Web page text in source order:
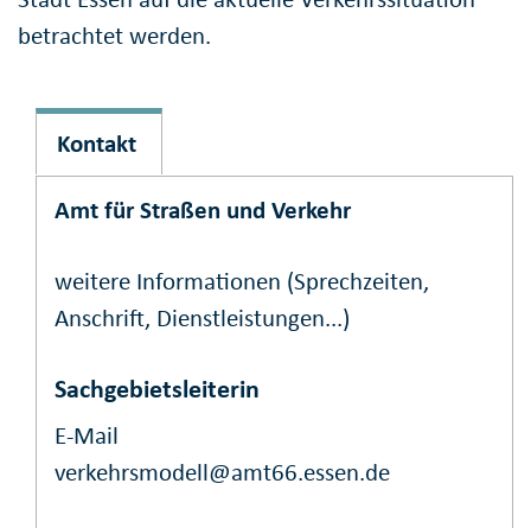
betrachtet werden.
Kontakt
Amt für Straßen und Verkehr
weitere Informationen (Sprechzeiten,
Anschrift, Dienstleistungen...)
Sachgebietsleiterin
E-Mail
verkehrsmodell@amt66.essen.de